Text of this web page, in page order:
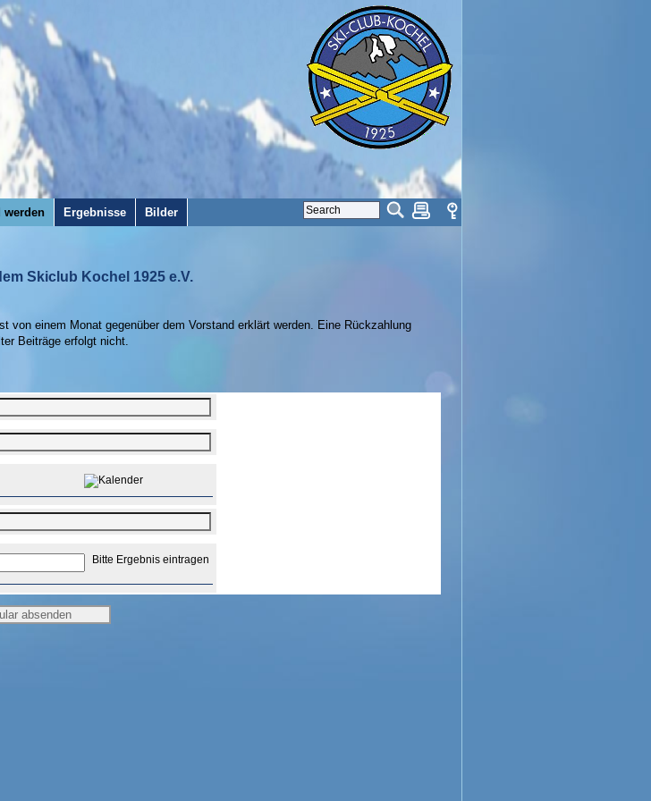
werden Ergebnisse
Bilder
Skiclub Kochel 1925 e.V.
von einem Monat gegenüber dem Vorstand erklärt werden. Eine Rückzahlung
Beiträge erfolgt nicht.
Bitte Ergebnis eintragen